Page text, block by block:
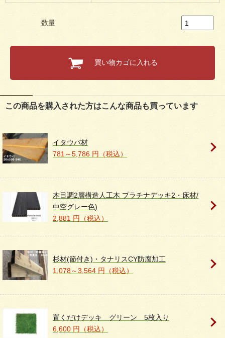
数量
買い物カゴに入れる
この商品を購入された方はこんな商品も買っています
イタウバ材
781～5,786 円（税込）
木目調2層構造人工木 プラチナデッキ2・床材/
中空グレー色)
2,881 円（税込）
杉材(節付き)・タナリスCY防腐加工
1,078～3,564 円（税込）
置くだけデッキ グリーン 5枚入り
6,600 円（税込）